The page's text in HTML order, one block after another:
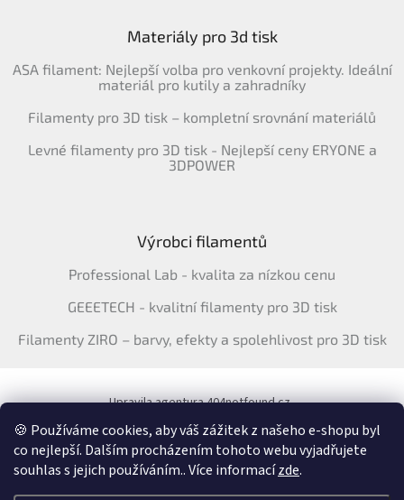
🍪 Používáme cookies, aby váš zážitek z našeho e-shopu byl
co nejlepší. Dalším procházením tohoto webu vyjadřujete
souhlas s jejich používáním.. Více informacízde.
Materiály pro 3d tisk
ASA filament: Nejlepší volba pro venkovní projekty. Ideální
materiál pro kutily a zahradníky
Filamenty pro 3D tisk – kompletní srovnání materiálů
Levné filamenty pro 3D tisk - Nejlepší ceny ERYONE a
3DPOWER
Výrobci filamentů
Professional Lab - kvalita za nízkou cenu
GEEETECH - kvalitní filamenty pro 3D tisk
Filamenty ZIRO – barvy, efekty a spolehlivost pro 3D tisk
Upravila agentura 404notfound.cz
Katalog filamentů ERYONE pro ČR